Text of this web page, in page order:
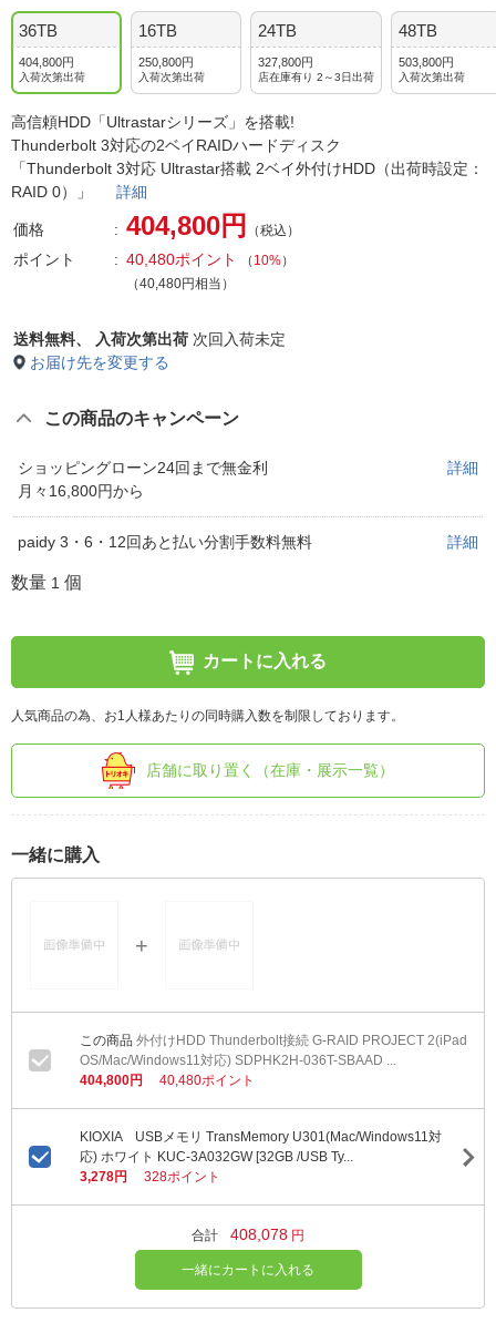
36TB
404,800円
入荷次第出荷
16TB
250,800円
入荷次第出荷
24TB
327,800円
店在庫有り 2～3日出荷
48TB
503,800円
入荷次第出荷
高信頼HDD「Ultrastarシリーズ」を搭載!
Thunderbolt 3対応の2ベイRAIDハードディスク
「Thunderbolt 3対応 Ultrastar搭載 2ベイ外付けHDD（出荷時設定：
RAID 0）」 詳細
価格 404,800円 （税込）
ポイント 40,480ポイント （ 10%）
（40,480円相当）
送料無料、 入荷次第出荷 次回入荷未定
お届け先を変更する
この商品のキャンペーン
ショッピングローン24回まで無金利
月々16,800円から
詳細
paidy 3・6・12回あと払い分割手数料無料 詳細
数量 1 個
カートに入れる
人気商品の為、お1人様あたりの同時購入数を制限しております。
店舗に取り置く（在庫・展示一覧）
一緒に購入
外付けHDD Thunderbolt接続 G-RAID PROJECT 2(iPad
OS/Mac/Windows11対応) SDPHK2H-036T-SBAAD ...
404,800円
40,480ポイント
KIOXIA USBメモリ TransMemory U301(Mac/Windows11対
応) ホワイト KUC-3A032GW [32GB /USB Ty...
3,278円
328ポイント
合計 408,078 円
一緒にカートに入れる